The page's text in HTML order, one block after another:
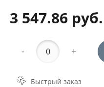
3 547.86 руб.
- +
Быстрый заказ